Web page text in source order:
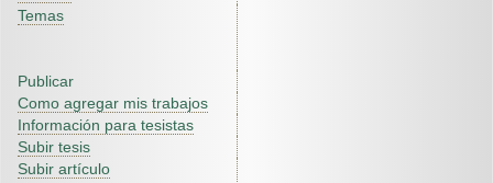
Temas
Publicar
Como agregar mis trabajos
Información para tesistas
Subir tesis
Subir artículo